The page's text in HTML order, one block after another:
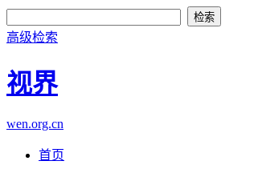
高级检索
视界
wen.org.cn
首页